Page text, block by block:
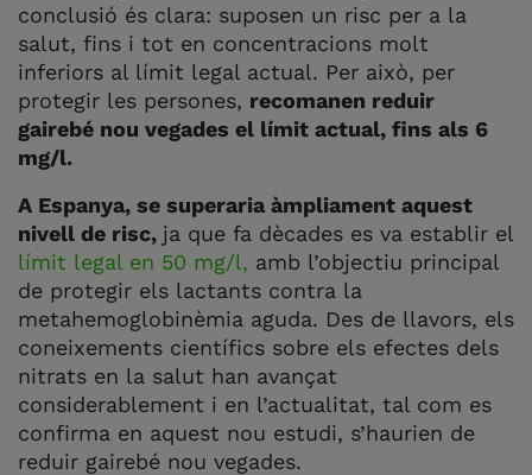
conclusió és clara: suposen un risc per a la
salut, fins i tot en concentracions molt
inferiors al límit legal actual. Per això, per
protegir les persones, recomanen reduir
gairebé nou vegades el límit actual, fins als 6
mg/l.
A Espanya, se superaria àmpliament aquest
nivell de risc, ja que fa dècades es va establir el
límit legal en 50 mg/l, amb l’objectiu principal
de protegir els lactants contra la
metahemoglobinèmia aguda. Des de llavors, els
coneixements científics sobre els efectes dels
nitrats en la salut han avançat
considerablement i en l’actualitat, tal com es
confirma en aquest nou estudi, s’haurien de
reduir gairebé nou vegades.